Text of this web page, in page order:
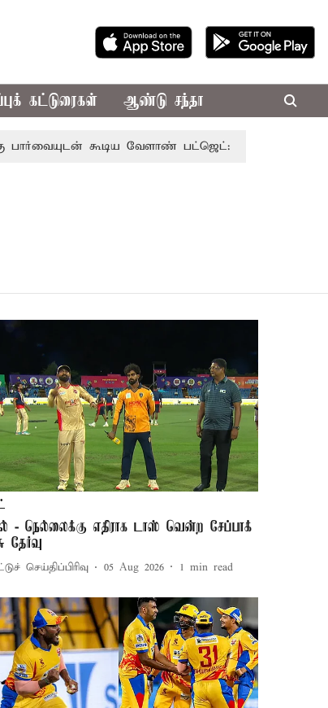
கட்டுரைகள் ஆண்டு சந்தா
கூடிய வேளாண் பட்ஜெட்: முதல்-அமைச்சர் விஜய்
- நெல்லைக்கு எதிராக டாஸ் வென்ற சேப்பாக்
தேர்வு
செய்திப்பிரிவு 05 Aug 2026 1 min read